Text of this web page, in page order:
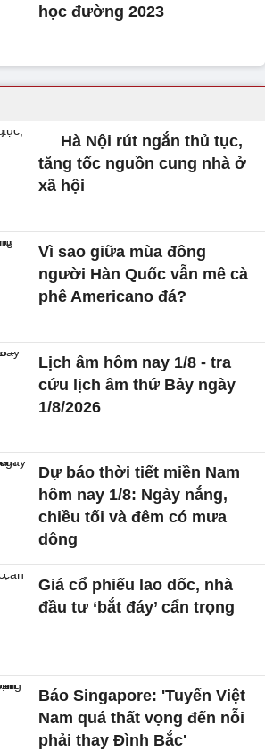
học đường 2023
Hà Nội rút ngắn thủ tục,
tăng tốc nguồn cung nhà ở
xã hội
Vì sao giữa mùa đông
người Hàn Quốc vẫn mê cà
phê Americano đá?
Lịch âm hôm nay 1/8 - tra
cứu lịch âm thứ Bảy ngày
1/8/2026
Dự báo thời tiết miền Nam
hôm nay 1/8: Ngày nắng,
chiều tối và đêm có mưa
dông
Giá cổ phiếu lao dốc, nhà
đầu tư ‘bắt đáy’ cẩn trọng
Báo Singapore: 'Tuyển Việt
Nam quá thất vọng đến nỗi
phải thay Đình Bắc'